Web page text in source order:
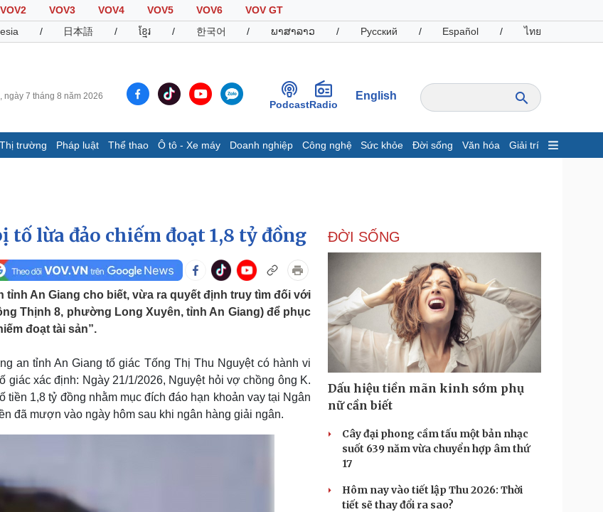
VOV2 VOV3 VOV4 VOV5 VOV6
VOV GT
/ 日本語 / ខ្មែរ / 한국어 / ພາສາລາວ / Русский / Español / ไทย
ngày 7 tháng 8 năm 2026
PodcastRadio
English
Thị trường Pháp luật Thể thao Ô tô - Xe máy Doanh nghiệp Công nghệ Sức khỏe Đời sống Văn hóa Giải trí
E-Magazine
Infographic
Giá cà phê
thao
đá
thi đấu bóng đá
Hậu trường
Ô tô - Xe máy
Ô tô
Doanh nghiệp
Thông tin doanh nghiệp
Doanh nghiệp 24h
Doanh nhân
Vì cộng đồng
Công nghệ
Sành điệu
Tin Công nghệ
Trải nghiệm
Chuyển đổi số
hóa
khấu - Điện ảnh
Giải trí
Nghệ sĩ
Du lịch
Tư vấn
Podcast
Đọc truyện đêm khuya
Cửa sổ tình yêu
lừa đảo chiếm đoạt 1,8 tỷ đồng
tỉnh An Giang cho biết, vừa ra quyết định truy tìm đối với
Thịnh 8, phường Long Xuyên, tỉnh An Giang) để phục
đoạt tài sản”.
an tỉnh An Giang tố giác Tống Thị Thu Nguyệt có hành vi
giác xác định: Ngày 21/1/2026, Nguyệt hỏi vợ chồng ông K.
1,8 tỷ đồng nhằm mục đích đáo hạn khoản vay tại Ngân
đã mượn vào ngày hôm sau khi ngân hàng giải ngân.
ĐỜI SỐNG
Dấu hiệu tiền mãn kinh sớm phụ
nữ cần biết
Cây đại phong cầm tấu một bản nhạc
suốt 639 năm vừa chuyển hợp âm thứ
17
Hôm nay vào tiết lập Thu 2026: Thời
tiết sẽ thay đổi ra sao?